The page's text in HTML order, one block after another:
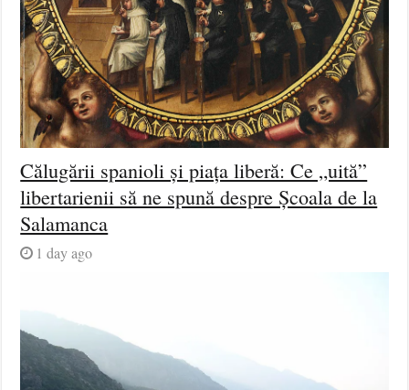
Călugării spanioli și piața liberă: Ce „uită”
libertarienii să ne spună despre Școala de la
Salamanca
1 day ago